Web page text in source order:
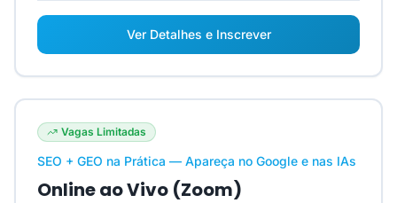
Ver Detalhes e Inscrever
Vagas Limitadas
SEO + GEO na Prática — Apareça no Google e nas IAs
Online ao Vivo (Zoom)